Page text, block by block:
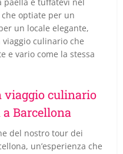
optiate per un
un locale elegante,
culinario che
e vario come la stessa
viaggio culinario
Barcellona
del nostro tour dei
un’esperienza che